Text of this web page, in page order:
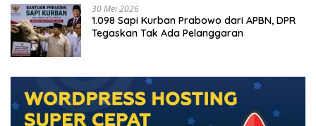
30 Mei 2026
1.098 Sapi Kurban Prabowo dari APBN, DPR
Tegaskan Tak Ada Pelanggaran